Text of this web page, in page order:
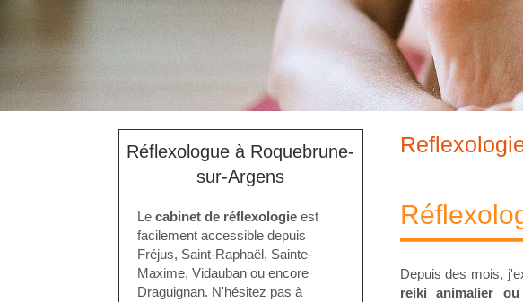
Depuis des mois,
reiki animalier
Réflexologue à Roquebrune-
sur-Argens
Le cabinet de réflexologieest
facilement accessible depuis
Fréjus, Saint-Raphaël, Sainte-
Maxime, Vidauban ou encore
Draguignan. N'hésitez pas à